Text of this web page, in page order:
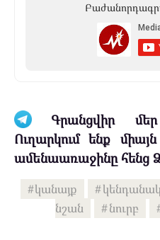
Գրանցվիր
Ուղարկում ենք
ամենաառաջինը հենց
կանայք
նշան
նուրբ